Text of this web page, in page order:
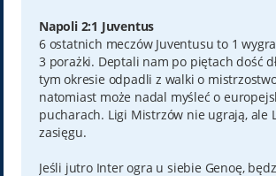
Napoli 2:1 Juventus
6 ostatnich meczów Juventusu to 1
3 porażki. Deptali nam po piętach dość
tym okresie odpadli z walki o
natomiast może nadal myśleć o
pucharach. Ligi Mistrzów nie ugrają, ale
zasięgu.
Jeśli jutro Inter ogra u siebie Genoę,